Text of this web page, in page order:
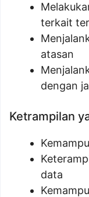
terkait
atasan
dengan
Ketrampilan
data